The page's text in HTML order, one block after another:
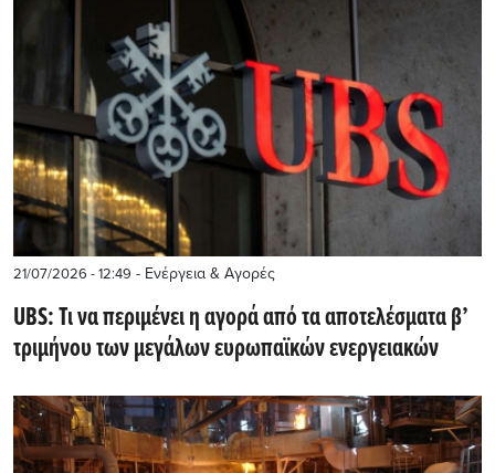
21/07/2026 - 12:49 - Ενέργεια & Αγορές
UBS: Τι να περιμένει η αγορά από τα αποτελέσματα β’
τριμήνου των μεγάλων ευρωπαϊκών ενεργειακών